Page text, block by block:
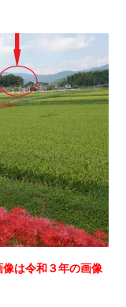
年の画像